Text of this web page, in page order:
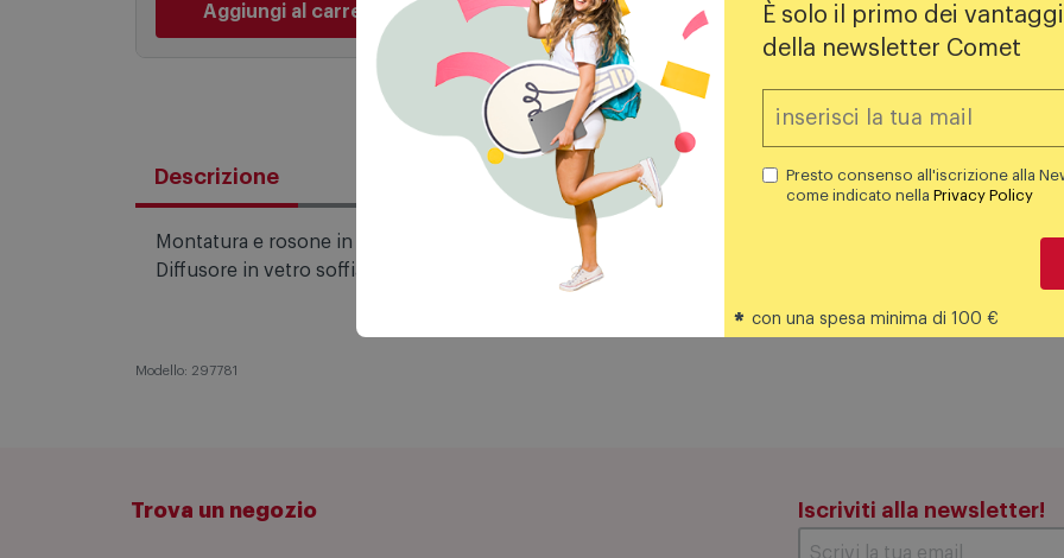
Aggiungi al carrello Aggiungi al carrello Aggiungi al carrello
Descrizione
Montatura e rosone in metallo rifinito con vernice a polveri di colore bianco con chiusura magnetica
Diffusore in vetro soffiato bianco acidato.
Modello: 297781
Trova un negozio Iscriviti alla newsletter!
È solo il primo dei
della newsletter Comet
Presto consenso all'iscrizione alla
come indicato nella Privacy Policy
* con una spesa minima di 100 €